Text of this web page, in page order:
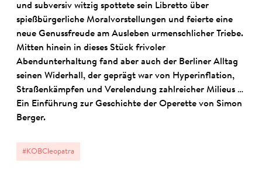
und subversiv witzig spottete sein Libretto über
spießbürgerliche Moralvorstellungen und feierte eine
neue Genussfreude am Ausleben urmenschlicher Triebe.
Mitten hinein in dieses Stück frivoler
Abendunterhaltung fand aber auch der Berliner Alltag
seinen Widerhall, der geprägt war von Hyperinflation,
Straßenkämpfen und Verelendung zahlreicher Milieus …
Ein Einführung zur Geschichte der Operette von Simon
Berger.
#KOBCleopatra